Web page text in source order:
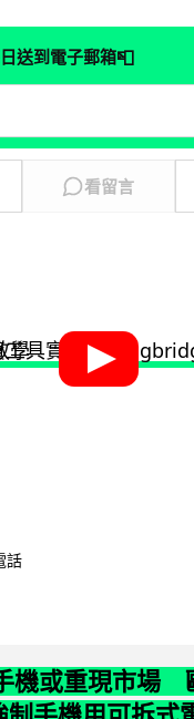
送到電子郵箱📮
看留言
話
機或重現市場